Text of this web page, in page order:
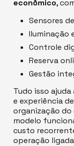
econômico,
Sensores
Iluminação
Controle
Reserva
Gestão
Tudo isso
e experiência
organização do
modelo
custo
operação